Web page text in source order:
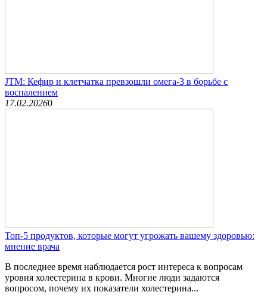
JTM: Кефир и клетчатка превзошли омега-3 в борьбе с
воспалением
17.02.20260
Топ-5 продуктов, которые могут угрожать вашему здоровью:
мнение врача
В последнее время наблюдается рост интереса к вопросам
уровня холестерина в крови. Многие люди задаются
вопросом, почему их показатели холестерина...